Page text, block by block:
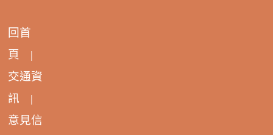
回首
頁 |
交通資
訊 |
意見信